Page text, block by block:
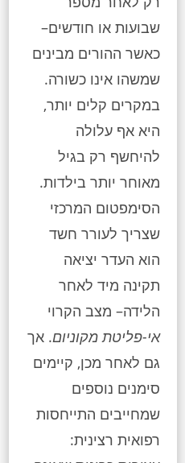
שבועות או חודשים–
כאשר ההורים מבינים
שמשהו אינו כשורה.
במקרים קלים יותר,
היא אף עלולה
להיחשף רק בגיל
מאוחר יותר בילדות.
הסימפטום המרכזי
שצריך לעורר חשד
הוא העדר יציאה
תקינה מיד לאחר
הלידה– מצב הקרוי
אי-פליטת מקוניום. אך
גם לאחר מכן, קיימים
סימנים נוספים
שמחייבים התייחסות
רפואית רצינית: